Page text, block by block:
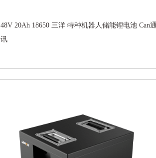
48V 20Ah 18650 三洋 特种机器人储能锂电池 Can
讯